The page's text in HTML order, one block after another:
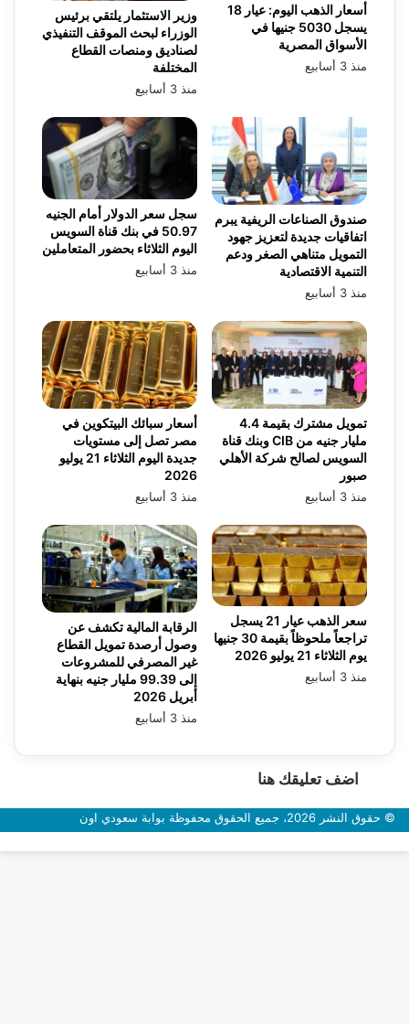
وزير الاستثمار يلتقي برئيس
الوزراء لبحث الموقف التنفيذي
لصناديق ومنصات القطاع
المختلفة
منذ 3 أسابيع
أسعار الذهب اليوم: عيار 18
يسجل 5030 جنيها في
الأسواق المصرية
منذ 3 أسابيع
سجل سعر الدولار أمام الجنيه
50.97 في بنك قناة السويس
اليوم الثلاثاء بحضور المتعاملين
منذ 3 أسابيع
صندوق الصناعات الريفية يبرم
اتفاقيات جديدة لتعزيز جهود
التمويل متناهي الصغر ودعم
التنمية الاقتصادية
منذ 3 أسابيع
أسعار سبائك البيتكوين في
مصر تصل إلى مستويات
جديدة اليوم الثلاثاء 21 يوليو
2026
منذ 3 أسابيع
تمويل مشترك بقيمة 4.4
مليار جنيه من CIB وبنك قناة
السويس لصالح شركة الأهلي
صبور
منذ 3 أسابيع
الرقابة المالية تكشف عن
وصول أرصدة تمويل القطاع
غير المصرفي للمشروعات
إلى 99.39 مليار جنيه بنهاية
أبريل 2026
منذ 3 أسابيع
سعر الذهب عيار 21 يسجل
تراجعاً ملحوظاً بقيمة 30 جنيها
يوم الثلاثاء 21 يوليو 2026
منذ 3 أسابيع
اضف تعليقك هنا
© حقوق النشر 2026، جميع الحقوق محفوظة بوابة سعودي اون